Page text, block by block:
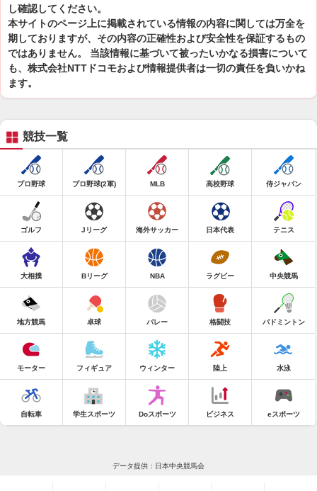
し確認してください。
本サイトのページ上に掲載されている情報の内容に関しては万全を
期しておりますが、その内容の正確性および安全性を保証するもの
ではありません。 当該情報に基づいて被ったいかなる損害について
も、株式会社NTTドコモおよび情報提供者は一切の責任を負いかね
ます。
競技一覧
プロ野球 プロ野球(2軍) MLB 高校野球 侍ジャパン
ゴルフ Jリーグ 海外サッカー 日本代表 テニス
大相撲 Bリーグ NBA ラグビー 中央競馬
地方競馬 卓球 バレー 格闘技 バドミントン
モーター フィギュア ウィンター 陸上 水泳
自転車 学生スポーツ Doスポーツ ビジネス eスポーツ
データ提供：日本中央競馬会